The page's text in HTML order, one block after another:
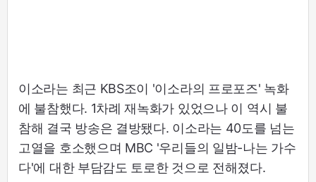
이소라는 최근 KBS조이 '이소라의 프로포즈' 녹화
에 불참했다. 1차례 재녹화가 있었으나 이 역시 불
참해 결국 방송은 결방됐다. 이소라는 40도를 넘는
고열을 호소했으며 MBC '우리들의 일밤-나는 가수
다'에 대한 부담감도 토로한 것으로 전해졌다.